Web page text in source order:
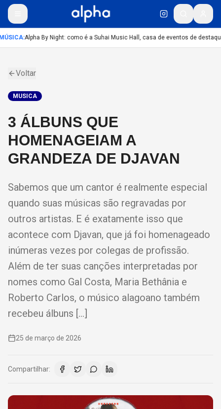
:Alpha By Night: como é a Suhai Music Hall, casa de eventos de
Voltar
MUSICA
3 ÁLBUNS QUE
HOMENAGEIAM A
GRANDEZA DE DJAVAN
Sabemos que um cantor é realmente especial
quando suas músicas são regravadas por
outros artistas. E é exatamente isso que
acontece com Djavan, que já foi homenageado
inúmeras vezes por colegas de profissão.
Além de ter suas canções interpretadas por
nomes como Gal Costa, Maria Bethânia e
Roberto Carlos, o músico alagoano também
recebeu álbuns […]
25 de março de 2026
Compartilhar: